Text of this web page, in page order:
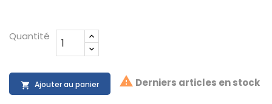
Quantité
 Ajouter au panier  Derniers articles en stock